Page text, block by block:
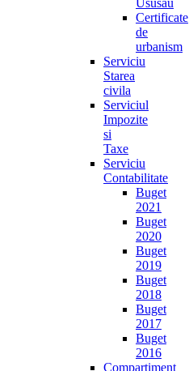
Ususau
Certificate
de
urbanism
Serviciu
Starea
civila
Serviciul
Impozite
si
Taxe
Serviciu
Contabilitate
Buget
2021
Buget
2020
Buget
2019
Buget
2018
Buget
2017
Buget
2016
Compartiment